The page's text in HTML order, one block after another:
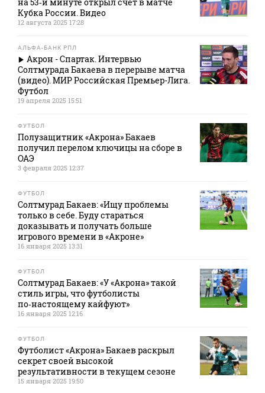
Кубка России. Видео
12 августа 2025 17:28
АЛЬФА-БАНК РПЛ
Акрон - Спартак. Интервью
Солтмурада Бакаева в перерыве матча
(видео). МИР Российская Премьер-Лига.
Футбол
19 апреля 2025 15:51
ФУТБОЛ
Полузащитник «Акрона» Бакаев
получил перелом ключицы на сборе в
ОАЭ
3 февраля 2025 12:37
ФУТБОЛ
Солтмурад Бакаев: «Ищу проблемы
только в себе. Буду стараться
доказывать и получать больше
игрового времени в «Акроне»
16 января 2025 13:31
ФУТБОЛ
Солтмурад Бакаев: «У «Акрона» такой
стиль игры, что футболисты
по‑настоящему кайфуют»
16 января 2025 12:16
ФУТБОЛ
Футболист «Акрона» Бакаев раскрыл
секрет своей высокой
результативности в текущем сезоне
15 января 2025 19:50